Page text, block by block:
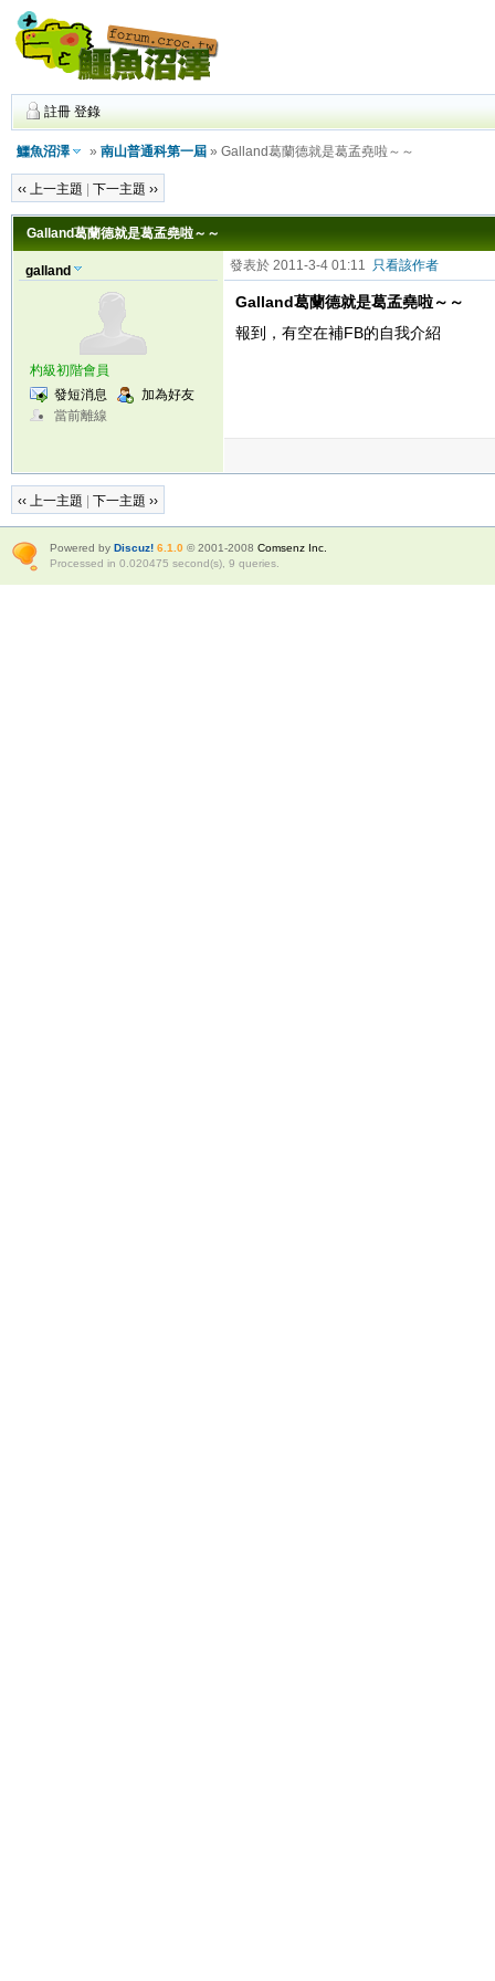
註冊 登錄
鱷魚沼澤 » 南山普通科第一屆» Galland葛蘭德就是葛孟堯啦～～
‹‹ 上一主題 下一主題 ››
Galland葛蘭德就是葛孟堯啦～～
galland
杓級初階會員
發短消息
加為好友
當前離線
發表於 2011-3-4 01:11 只看該作者
Galland葛蘭德就是葛孟堯啦～～
報到，有空在補FB的自我介紹
‹‹ 上一主題 下一主題 ››
Powered by Discuz! 6.1.0© 2001-2008 Comsenz Inc.
Processed in 0.020475 second(s), 9 queries.